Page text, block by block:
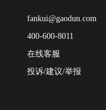
fankui@gaodun.com
400-600-8011
在线客服
投诉/建议/举报